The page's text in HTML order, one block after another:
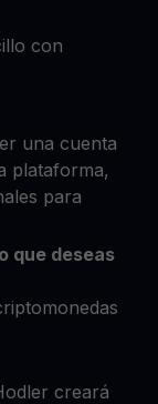
con
una cuenta
plataforma,
para
que deseas
creará